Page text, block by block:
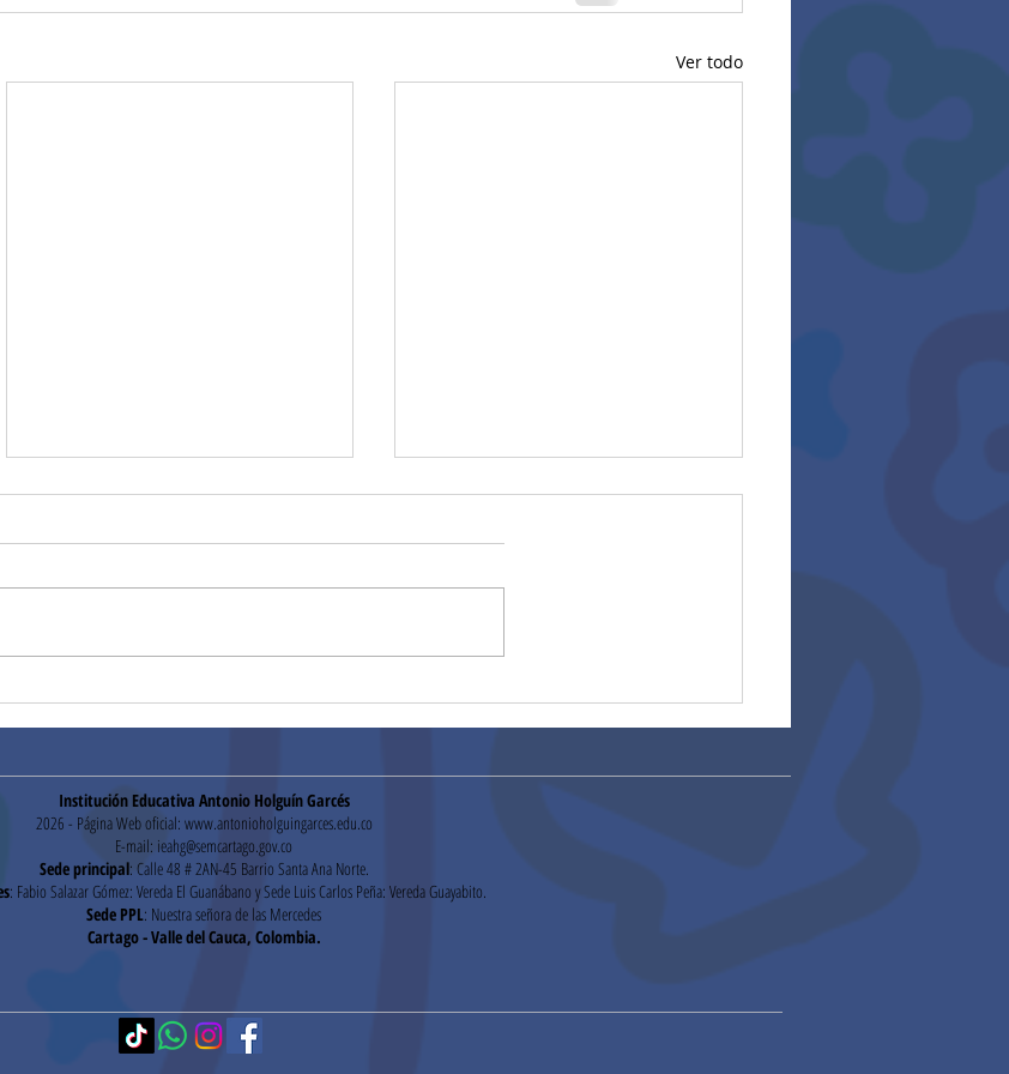
Ver todo
¡Gracias!
Institución Educativa Antonio Holguín Garcés
2026 - Página Web oficial: www.antonioholguingarces.edu.co
E-mail: ieahg@semcartago.gov.co
Sede principal: Calle 48 # 2AN-45 Barrio Santa Ana Norte.
: Fabio Salazar Gómez: Vereda El Guanábano y Sede Luis Carlos Peña: Vereda Guayabito.
Sede PPL: Nuestra señora de las Mercedes
Cartago - Valle del Cauca, Colombia.